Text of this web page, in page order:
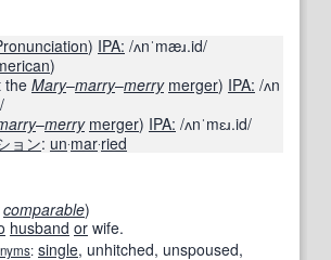
) IPA: /ʌnˈmæɹ.id/
)
theMary–marry–merry merger) IPA: /ʌn
–merry merger) IPA: /ʌnˈmɛɹ.id/
ョン: un‧mar‧ried
comparable)
husband or wife.
: single, unhitched, unspoused,